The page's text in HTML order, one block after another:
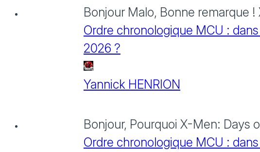
Bonjour Malo, Bonne remarque
Ordre chronologique MCU :
2026 ?
Yannick HENRION
Bonjour, Pourquoi X-Men: Days
Ordre chronologique MCU :